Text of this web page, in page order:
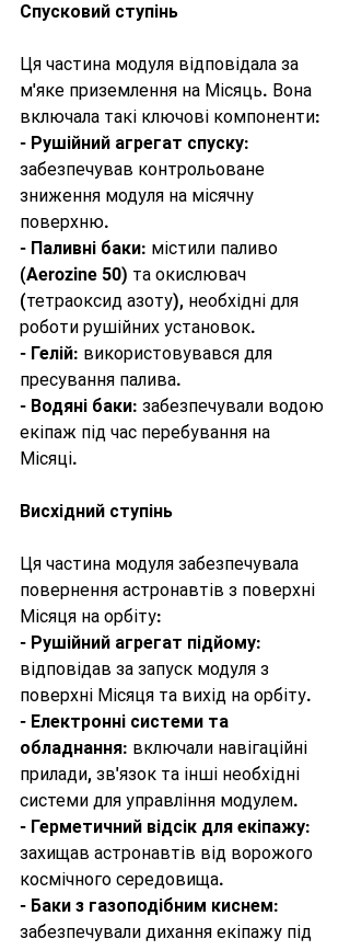
Спусковий ступінь
Ця частина модуля відповідала за
м'яке приземлення на Місяць. Вона
включала такі ключові компоненти:
- Рушійний агрегат спуску:
забезпечував контрольоване
зниження модуля на місячну
поверхню.
- Паливні баки: містили паливо
(Aerozine 50) та окислювач
(тетраоксид азоту), необхідні для
роботи рушійних установок.
- Гелій: використовувався для
пресування палива.
- Водяні баки: забезпечували водою
екіпаж під час перебування на
Місяці.
Висхідний ступінь
Ця частина модуля забезпечувала
повернення астронавтів з поверхні
Місяця на орбіту:
- Рушійний агрегат підйому:
відповідав за запуск модуля з
поверхні Місяця та вихід на орбіту.
- Електронні системи та
обладнання: включали навігаційні
прилади, зв'язок та інші необхідні
системи для управління модулем.
- Герметичний відсік для екіпажу:
захищав астронавтів від ворожого
космічного середовища.
- Баки з газоподібним киснем:
забезпечували дихання екіпажу під